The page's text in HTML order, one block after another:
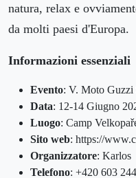
natura, relax e
da molti paesi d'Europa.
Informazioni essenziali
Evento: V. Moto Guzzi
Data: 12-14 Giugno
Luogo: Camp
Sito web: https://
Organizzatore: Karlos
Telefono: +420 603